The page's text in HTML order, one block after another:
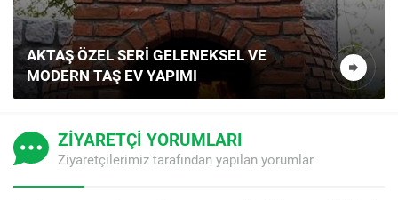
AKTAŞ ÖZEL SERI GELENEKSEL VE
MODERN TAŞ EV YAPIMI
ZİYARETÇİ YORUMLARI
Ziyaretçilerimiz tarafından yapılan yorumlar